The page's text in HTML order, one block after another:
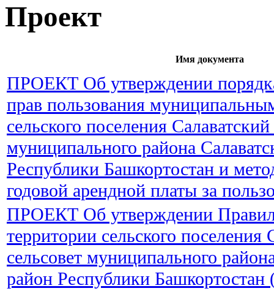
Проект
Имя документа
ПРОЕКТ Об утверждении
прав пользования
сельского поселения Салаватский
муниципального района
Республики Башкортостан и
годовой арендной платы за
ПРОЕКТ Об утверждении Правил
территории сельского поселения
сельсовет муниципального
район Республики Башкортостан